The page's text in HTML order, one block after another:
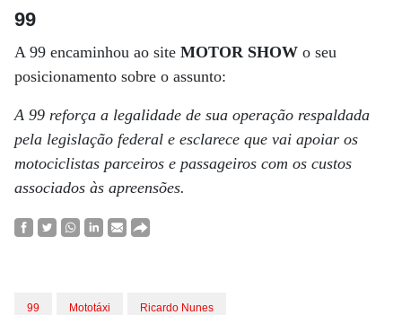
99
A 99 encaminhou ao site MOTOR SHOW o seu
posicionamento sobre o assunto:
A 99 reforça a legalidade de sua operação respaldada
pela legislação federal e esclarece que vai apoiar os
motociclistas parceiros e passageiros com os custos
associados às apreensões.
99 Mototáxi Ricardo Nunes